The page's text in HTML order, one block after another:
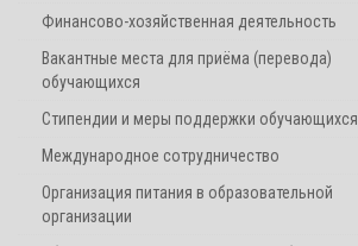
Финансово-хозяйственная деятельность
Вакантные места для приёма (перевода)
обучающихся
Стипендии и меры поддержки обучающихся
Международное сотрудничество
Организация питания в образовательной
организации